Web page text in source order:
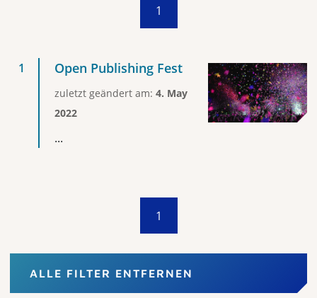
1
Open Publishing Fest
zuletzt geändert am: 4. May
2022
...
1
ALLE FILTER ENTFERNEN